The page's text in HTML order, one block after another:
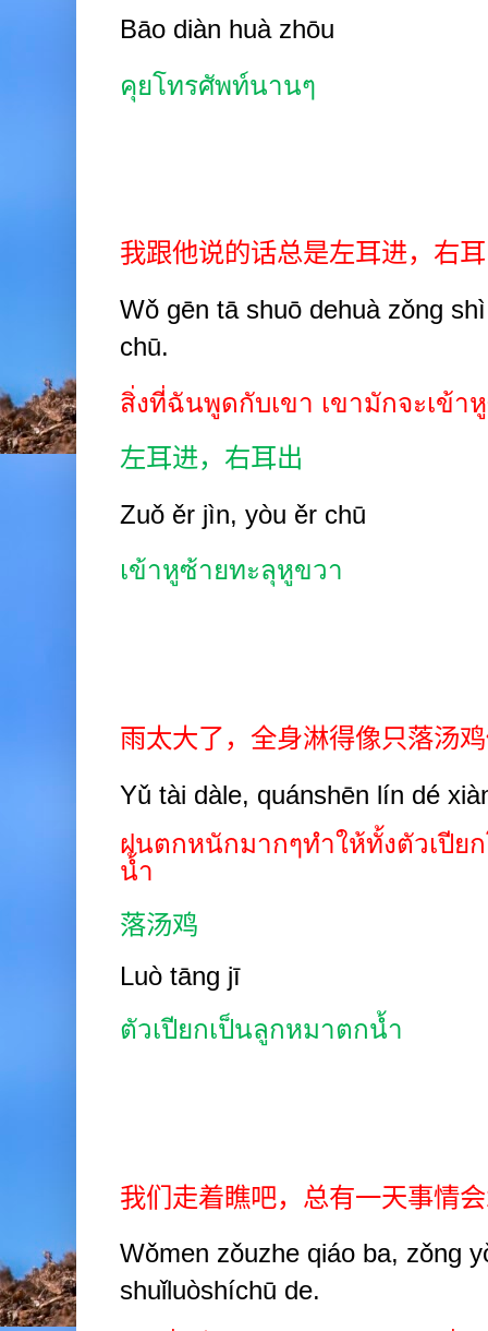
Bāo diàn huà zhōu
คุยโทรศัพท์นานๆ
我跟他说的话总是左耳进，右
Wǒ gēn tā shuō dehuà zǒng
chū.
สิ่งที่ฉันพูดกับเขา เขามักจะเข้า
左耳进，右耳出
Zuǒ ěr jìn, yòu ěr chū
เข้าหูซ้ายทะลุหูขวา
雨太大了，全身淋得像只落汤
Yǔ tài dàle, quánshēn lín dé
ฝนตกหนักมากๆทำให้ทั้งตัวเปีย
น้ำ
落汤鸡
Luò tāng jī
ตัวเปียกเป็นลูกหมาตกน้ำ
我们走着瞧吧，总有一天事情
Wǒmen zǒuzhe qiáo ba, zǒng
shuǐluòshíchū de.